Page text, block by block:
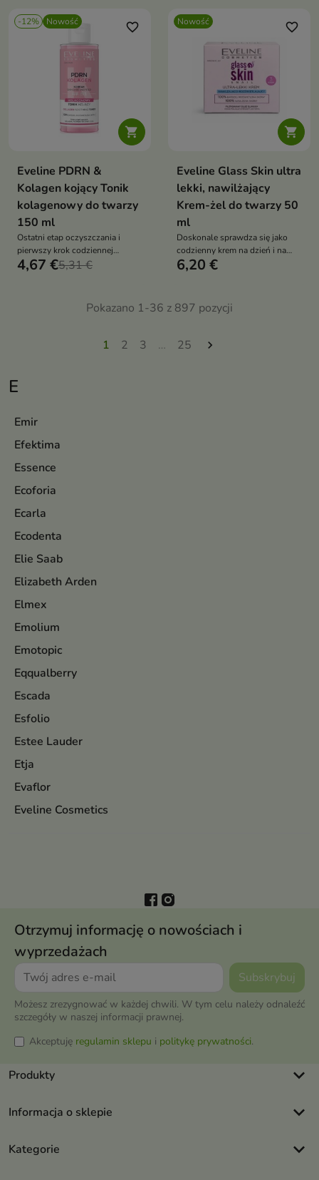
E
Emir
Efektima
Essence
Ecoforia
Ecarla
Ecodenta
Elie Saab
Elizabeth Arden
Elmex
Emolium
Emotopic
Eqqualberry
Escada
Esfolio
Estee Lauder
Etja
Evaflor
Eveline Cosmetics
-12% Nowość

favorite_border
Eveline PDRN &
Kolagen kojący Tonik
kolagenowy do twarzy
150 ml
Ostatni etap oczyszczania i
pierwszy krok codziennej
pielęgnacji.
4,67 €5,31 €
Nowość

favorite_border
Eveline Glass Skin ultra
lekki, nawilżający
Krem-żel do twarzy 50
ml
Doskonale sprawdza się jako
codzienny krem na dzień i na
noc oraz jako baza pod makijaż.
6,20 €
Pokazano 1-36 z 897 pozycji
1 2 3 … 25 
Otrzymuj informację o nowościach i
wyprzedażach
Możesz zrezygnować w każdej chwili. W tym celu należy odnaleźć
szczegóły w naszej informacji prawnej.
Akceptuję regulamin sklepu i politykę prywatności.
Produkty keyboard_arrow_down
Informacja o sklepie keyboard_arrow_down
Kategorie keyboard_arrow_down